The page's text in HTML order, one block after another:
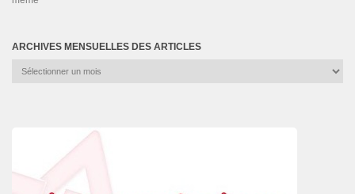
ARCHIVES MENSUELLES DES ARTICLES
Archives